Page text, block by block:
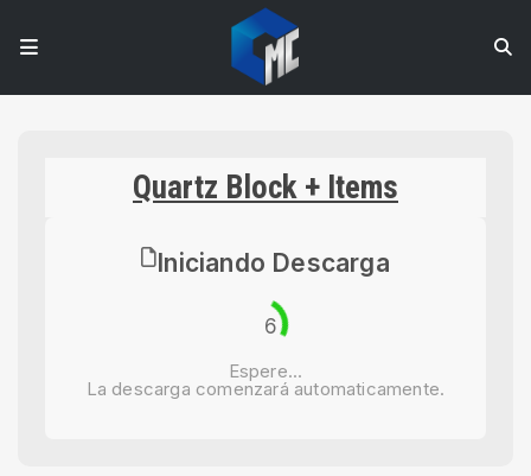
Quartz Block + Items
Iniciando Descarga
6
Espere...
La descarga comenzará automaticamente.